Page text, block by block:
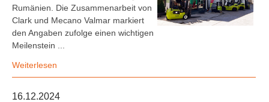
Rumänien. Die Zusammenarbeit von
Clark und Mecano Valmar markiert
den Angaben zufolge einen wichtigen
Meilenstein ...
Weiterlesen
16.12.2024